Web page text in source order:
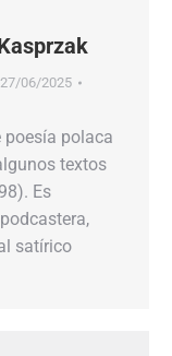
27/06/2025
poesía polaca
textos
Es
satírico